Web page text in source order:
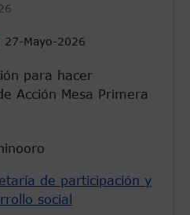
27-Mayo-2026
para hacer
Acción Mesa Primera
de participación y
social